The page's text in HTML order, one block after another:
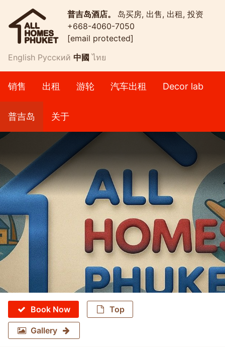
普吉岛酒店。 岛买房, 出售, 出租, 投资
+668-4060-7050
[email protected]
English Русский 中國 ไทย
销售 出租 游轮 汽车出租 Decor lab
普吉岛 关于
Book Now Top
Gallery